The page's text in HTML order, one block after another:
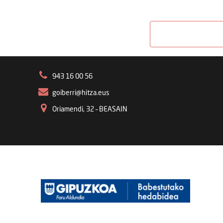
943 16 00 56
goiberri@hitza.eus
Oriamendi, 32 – BEASAIN